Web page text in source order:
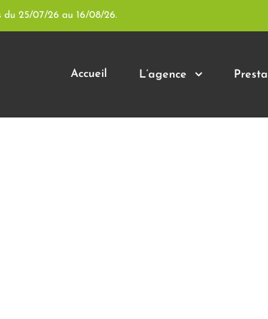
du 25/07/26 au 16/08/26.
Accueil L’agence